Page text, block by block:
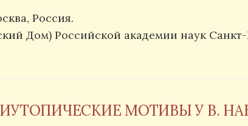
Россия.
Дом) Российской академии наук Санкт-
МОТИВЫ У В.